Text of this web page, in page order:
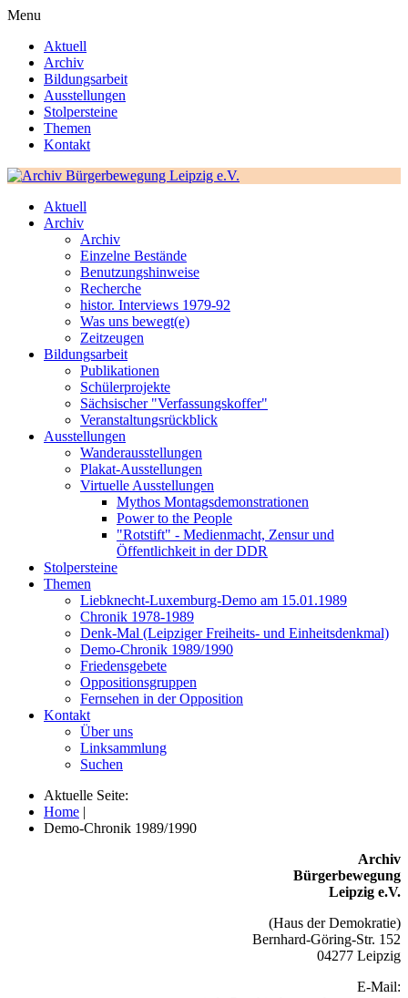
Menu
Aktuell
Archiv
Bildungsarbeit
Ausstellungen
Stolpersteine
Themen
Kontakt
Aktuell
Archiv
Archiv
Einzelne Bestände
Benutzungshinweise
Recherche
histor. Interviews 1979-92
Was uns bewegt(e)
Zeitzeugen
Bildungsarbeit
Publikationen
Schülerprojekte
Sächsischer "Verfassungskoffer"
Veranstaltungsrückblick
Ausstellungen
Wanderausstellungen
Plakat-Ausstellungen
Virtuelle Ausstellungen
Mythos Montagsdemonstrationen
Power to the People
"Rotstift" - Medienmacht, Zensur und
Öffentlichkeit in der DDR
Stolpersteine
Themen
Liebknecht-Luxemburg-Demo am 15.01.1989
Chronik 1978-1989
Denk-Mal (Leipziger Freiheits- und Einheitsdenkmal)
Demo-Chronik 1989/1990
Friedensgebete
Oppositionsgruppen
Fernsehen in der Opposition
Kontakt
Über uns
Linksammlung
Suchen
Aktuelle Seite:
Home |
Demo-Chronik 1989/1990
Archiv
Bürgerbewegung
Leipzig e.V.
(Haus der Demokratie)
Bernhard-Göring-Str. 152
04277 Leipzig
E-Mail: